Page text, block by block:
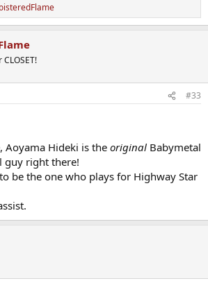
#33
Aoyama Hideki is the original Babymetal
guy right there!
be the one who plays for Highway Star